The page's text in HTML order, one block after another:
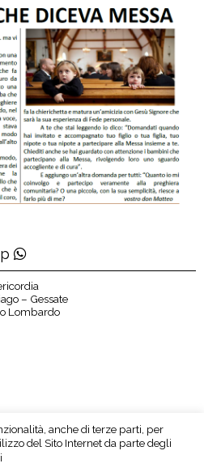
– Gessate
Lombardo
anche di terze parti, per
del Sito Internet da parte degli